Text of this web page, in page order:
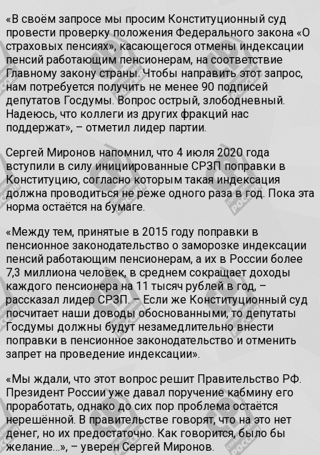
«В своём запросе мы просим Конституционный суд
провести проверку положения Федерального закона «О
страховых пенсиях», касающегося отмены индексации
пенсий работающим пенсионерам, на соответствие
Главному закону страны. Чтобы направить этот запрос,
нам потребуется получить не менее 90 подписей
депутатов Госдумы. Вопрос острый, злободневный.
Надеюсь, что коллеги из других фракций нас
поддержат», – отметил лидер партии.
Сергей Миронов напомнил, что 4 июля 2020 года
вступили в силу инициированные СРЗП поправки в
Конституцию, согласно которым такая индексация
должна проводиться не реже одного раза в год. Пока эта
норма остаётся на бумаге.
«Между тем, принятые в 2015 году поправки в
пенсионное законодательство о заморозке индексации
пенсий работающим пенсионерам, а их в России более
7,3 миллиона человек, в среднем сокращает доходы
каждого пенсионера на 11 тысяч рублей в год, –
рассказал лидер СРЗП. – Если же Конституционный суд
посчитает наши доводы обоснованными, то депутаты
Госдумы должны будут незамедлительно внести
поправки в пенсионное законодательство и отменить
запрет на проведение индексации».
«Мы ждали, что этот вопрос решит Правительство РФ.
Президент России уже давал поручение кабмину его
проработать, однако до сих пор проблема остаётся
нерешённой. В правительстве говорят, что на это нет
денег, но их предостаточно. Как говорится, было бы
желание…», – уверен Сергей Миронов.